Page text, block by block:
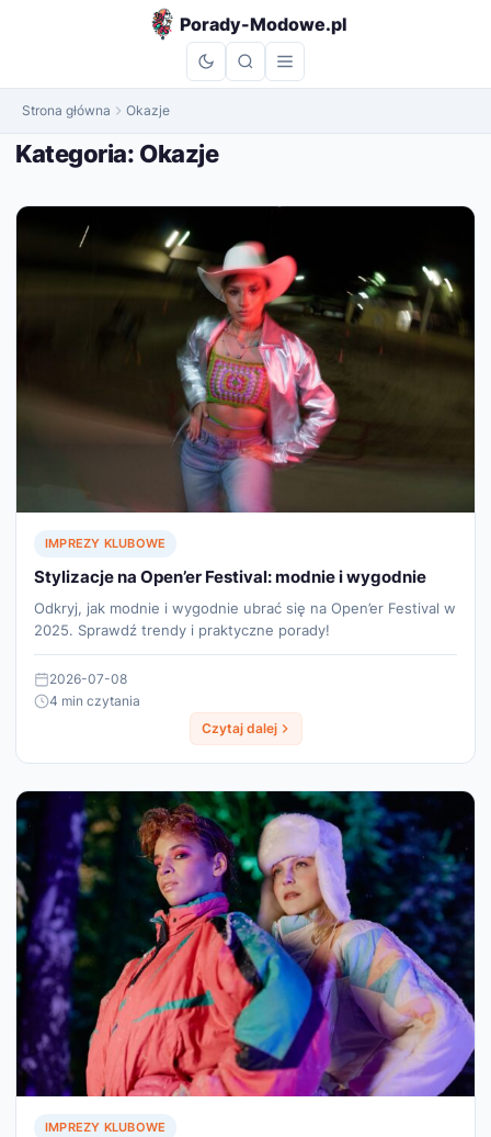
Porady-Modowe.pl
Strona główna Okazje
Kategoria: Okazje
IMPREZY KLUBOWE
Stylizacje na Open’er Festival: modnie i wygodnie
Odkryj, jak modnie i wygodnie ubrać się na Open’er Festival w
2025. Sprawdź trendy i praktyczne porady!
2026-07-08
4 min czytania
Czytaj dalej
IMPREZY KLUBOWE